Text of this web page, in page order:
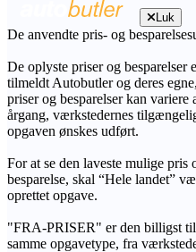
Luk
De anvendte pris- og
De oplyste priser og besparelser
tilmeldt Autobutler og deres
priser og besparelser kan
årgang, værkstedernes
opgaven ønskes udført.
For at se den laveste mulige pris
besparelse, skal “Hele landet”
oprettet opgave.
"FRA-PRISER" er den billigst
samme opgavetype, fra